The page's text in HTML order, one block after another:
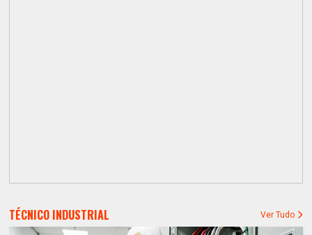
TÉCNICO INDUSTRIAL Ver Tudo